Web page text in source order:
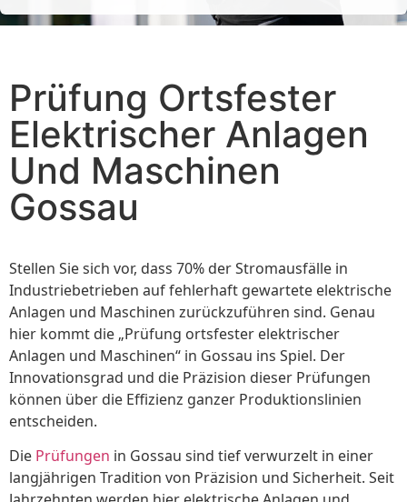
Prüfung Ortsfester
Elektrischer Anlagen
Und Maschinen
Gossau
Stellen Sie sich vor, dass 70% der Stromausfälle in
Industriebetrieben auf fehlerhaft gewartete elektrische
Anlagen und Maschinen zurückzuführen sind. Genau
hier kommt die „Prüfung ortsfester elektrischer
Anlagen und Maschinen“ in Gossau ins Spiel. Der
Innovationsgrad und die Präzision dieser Prüfungen
können über die Effizienz ganzer Produktionslinien
entscheiden.
Die Prüfungen in Gossau sind tief verwurzelt in einer
langjährigen Tradition von Präzision und Sicherheit. Seit